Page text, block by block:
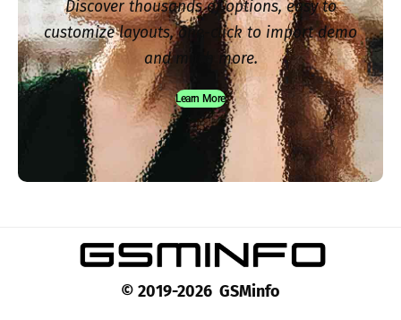
Discover thousands of options, easy to
customize layouts, one-click to import demo
and much more.
Learn More
© 2019-2026 GSMinfo